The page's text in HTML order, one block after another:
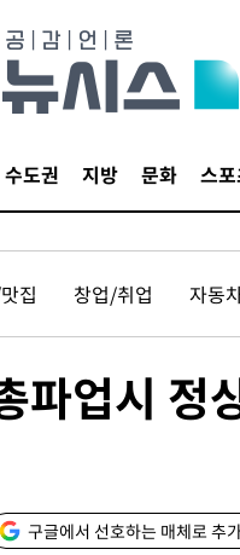
수도권 지방 문화 스
집 창업/취업 자동
파업시 정
구글에서 선호하는 매체로 추